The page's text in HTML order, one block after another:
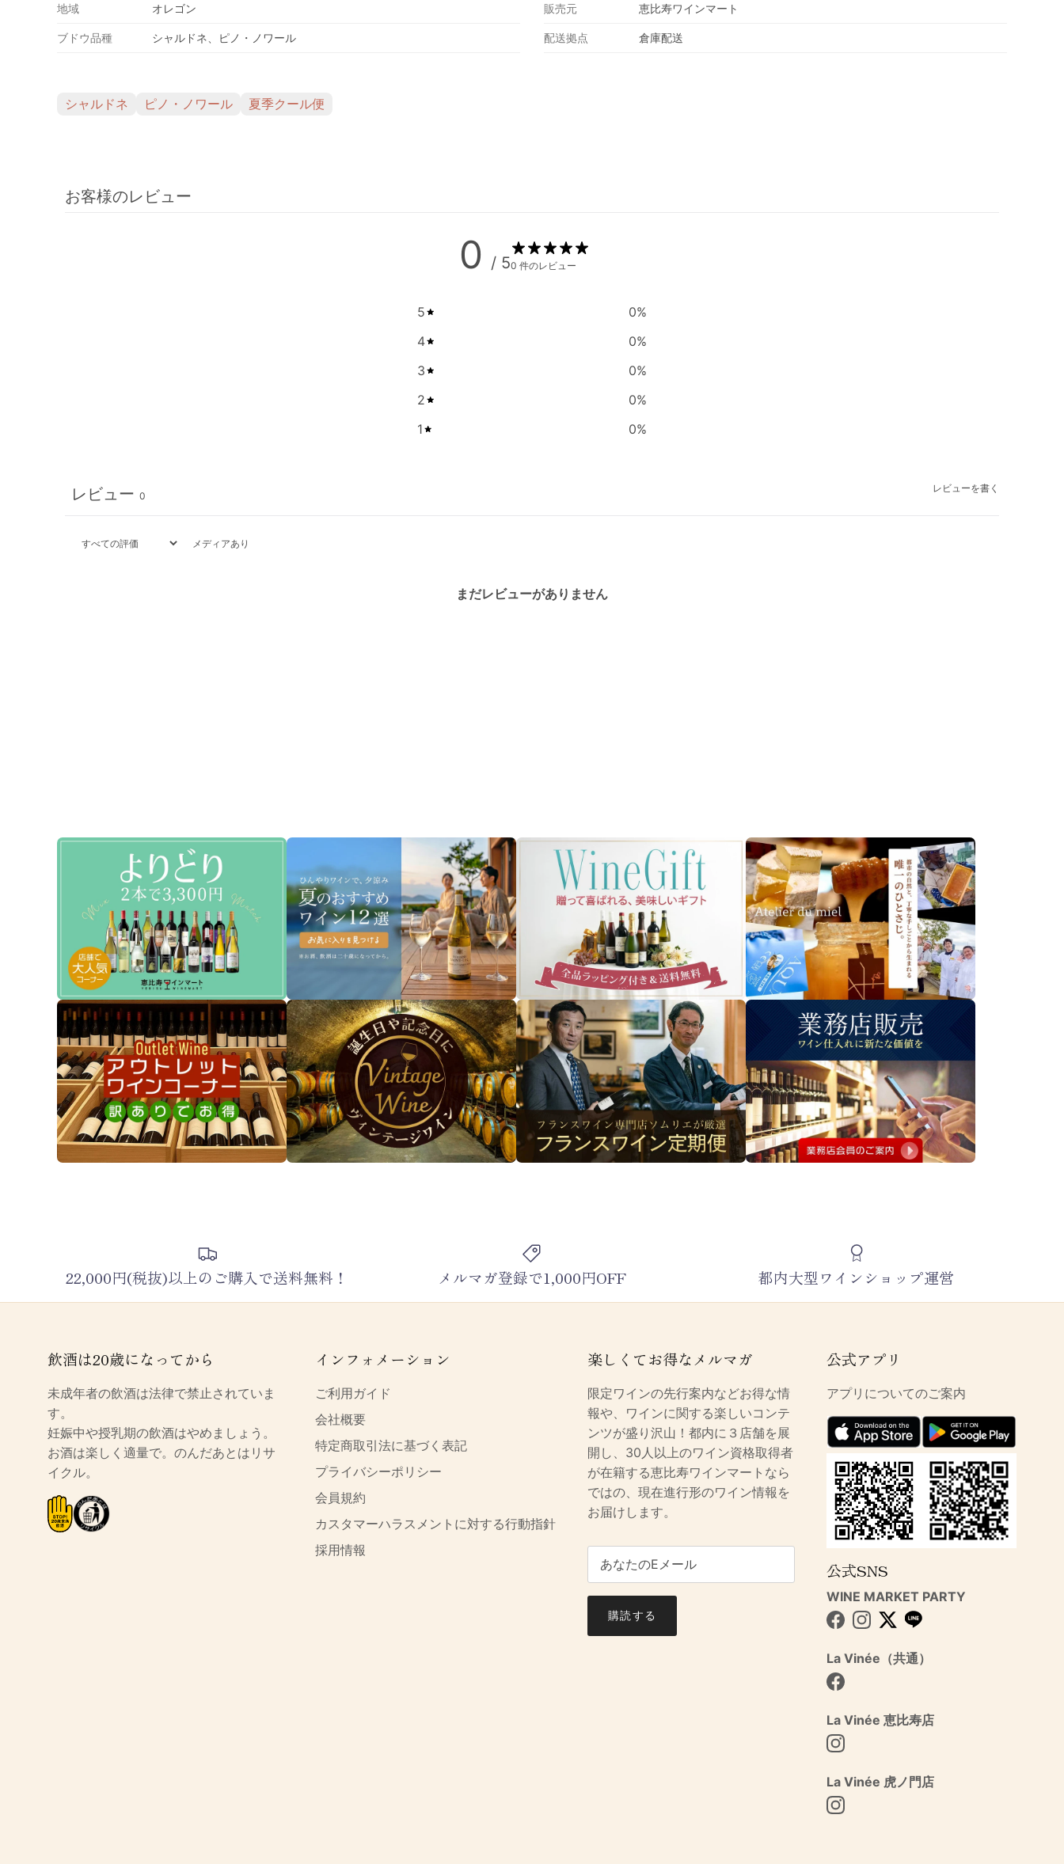
地域 オレゴン
ブドウ品種 シャルドネ、ピノ・ノワール
販売元 恵比寿ワインマート
配送拠点 倉庫配送
シャルドネ ピノ・ノワール 夏季クール便
お客様のレビュー
0 / 50 件のレビュー
5 0%
4
0%
3
0%
2
0%
1
0%
レビューを書く
レビュー 0
メディアあり
まだレビューがありません
22,000円(税抜)以上のご購入で送料無料！ メルマガ登録で1,000円OFF 都内大型ワインショップ運営
飲酒は20歳になってから
未成年者の飲酒は法律で禁止されていま
す。
妊娠中や授乳期の飲酒はやめましょう。
お酒は楽しく適量で。のんだあとはリサ
イクル。
インフォメーション
ご利用ガイド
会社概要
特定商取引法に基づく表記
プライバシーポリシー
会員規約
カスタマーハラスメントに対する行動指針
採用情報
楽しくてお得なメルマガ
限定ワインの先行案内などお得な情
報や、ワインに関する楽しいコンテ
ンツが盛り沢山！都内に３店舗を展
開し、30人以上のワイン資格取得者
が在籍する恵比寿ワインマートなら
ではの、現在進行形のワイン情報を
お届けします。
購読する
公式アプリ
アプリについてのご案内
公式SNS
WINE MARKET PARTY
Facebook
Instagram
Twitter
La Vinée（共通）
Facebook
La Vinée 恵比寿店
Instagram
La Vinée 虎ノ門店
Instagram